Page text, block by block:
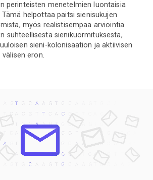
perinteisten menetelmien luontaisia
helpottaa paitsi sienisukujen
myös realistisempaa arviointia
suhteellisesta sienikuormituksesta,
sieni-kolonisaation ja aktiivisen
eron.